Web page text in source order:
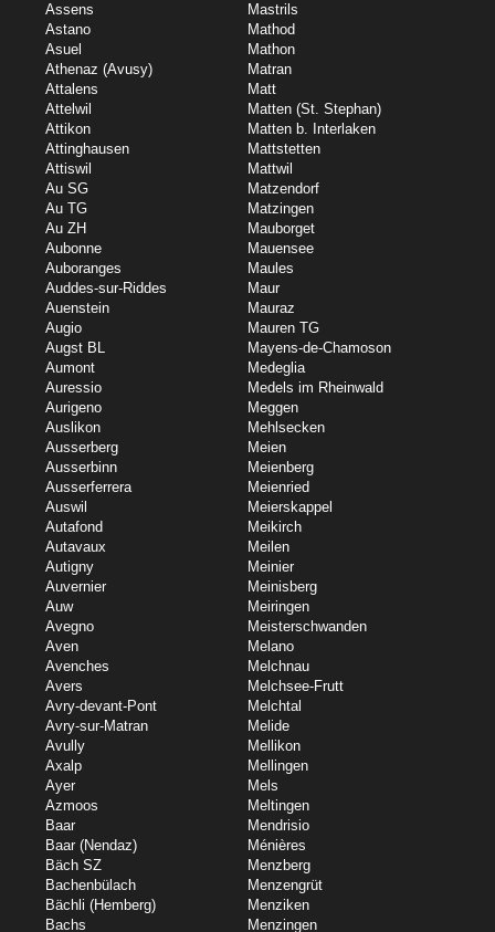
Assens
Astano
Asuel
Athenaz (Avusy)
Attalens
Attelwil
Attikon
Attinghausen
Attiswil
Au SG
Au TG
Au ZH
Aubonne
Auboranges
Auddes-sur-Riddes
Auenstein
Augio
Augst BL
Aumont
Auressio
Aurigeno
Auslikon
Ausserberg
Ausserbinn
Ausserferrera
Auswil
Autafond
Autavaux
Autigny
Auvernier
Auw
Avegno
Aven
Avenches
Avers
Avry-devant-Pont
Avry-sur-Matran
Avully
Axalp
Ayer
Azmoos
Baar
Baar (Nendaz)
Bäch SZ
Bachenbülach
Bächli (Hemberg)
Bachs
Mastrils
Mathod
Mathon
Matran
Matt
Matten (St. Stephan)
Matten b. Interlaken
Mattstetten
Mattwil
Matzendorf
Matzingen
Mauborget
Mauensee
Maules
Maur
Mauraz
Mauren TG
Mayens-de-Chamoson
Medeglia
Medels im Rheinwald
Meggen
Mehlsecken
Meien
Meienberg
Meienried
Meierskappel
Meikirch
Meilen
Meinier
Meinisberg
Meiringen
Meisterschwanden
Melano
Melchnau
Melchsee-Frutt
Melchtal
Melide
Mellikon
Mellingen
Mels
Meltingen
Mendrisio
Ménières
Menzberg
Menzengrüt
Menziken
Menzingen